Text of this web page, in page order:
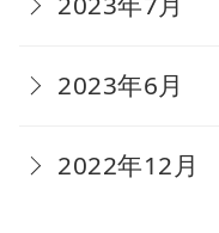
2023年6月
2022年12月